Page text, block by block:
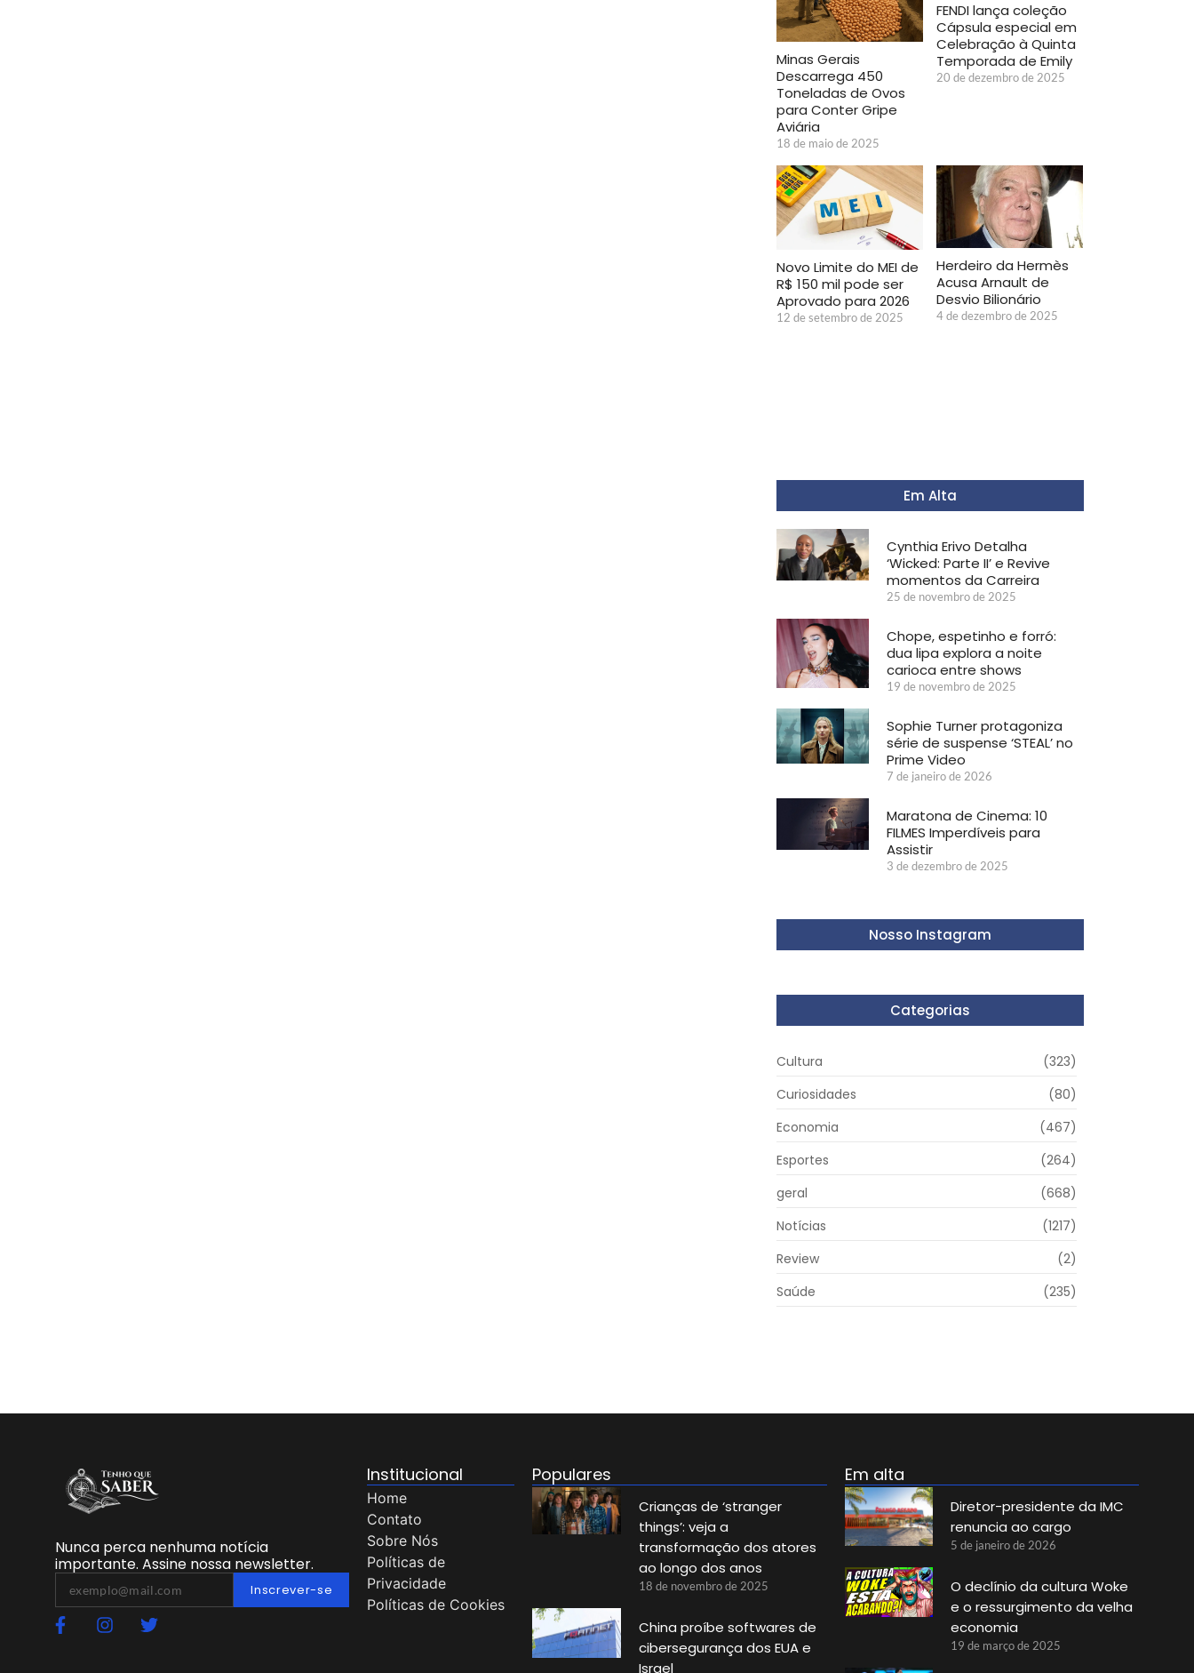
Minas Gerais
Descarrega 450
Toneladas de Ovos
para Conter Gripe
Aviária
18 de maio de 2025
FENDI lança coleção
Cápsula especial em
Celebração à Quinta
Temporada de Emily
20 de dezembro de 2025
Novo Limite do MEI de
R$ 150 mil pode ser
Aprovado para 2026
12 de setembro de 2025
Herdeiro da Hermès
Acusa Arnault de
Desvio Bilionário
4 de dezembro de 2025
Em Alta
Cynthia Erivo Detalha
‘Wicked: Parte II’ e Revive
momentos da Carreira
25 de novembro de 2025
Chope, espetinho e forró:
dua lipa explora a noite
carioca entre shows
19 de novembro de 2025
Sophie Turner protagoniza
série de suspense ‘STEAL’ no
Prime Video
7 de janeiro de 2026
Maratona de Cinema: 10
FILMES Imperdíveis para
Assistir
3 de dezembro de 2025
Nosso Instagram
Categorias
Cultura
(323)
Curiosidades
(80)
Economia
(467)
Esportes
(264)
geral
(668)
Notícias
(1217)
Review
(2)
Saúde
(235)
Nunca perca nenhuma notícia
importante. Assine nossa newsletter.
Inscrever-se
Institucional
Home
Contato
Sobre Nós
Políticas de
Privacidade
Políticas de Cookies
Populares
Crianças de ‘stranger
things’: veja a
transformação dos atores
ao longo dos anos
18 de novembro de 2025
China proíbe softwares de
cibersegurança dos EUA e
Israel
Em alta
Diretor-presidente da IMC
renuncia ao cargo
5 de janeiro de 2026
O declínio da cultura Woke
e o ressurgimento da velha
economia
19 de março de 2025